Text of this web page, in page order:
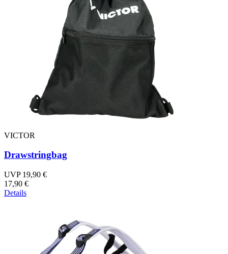
VICTOR
Drawstringbag
UVP 19,90 €
17,90 €
Details